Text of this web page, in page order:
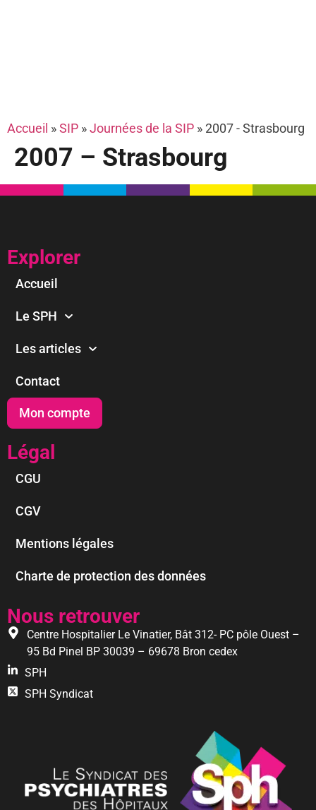
Accueil »SIP »Journées de la SIP » 2007 - Strasbourg
2007 – Strasbourg
Explorer
Accueil
Le SPH
Les articles
Contact
Mon compte
Légal
CGU
CGV
Mentions légales
Charte de protection des données
Nous retrouver
Centre Hospitalier Le Vinatier, Bât 312- PC pôle Ouest –
95 Bd Pinel BP 30039 – 69678 Bron cedex
SPH
SPH Syndicat